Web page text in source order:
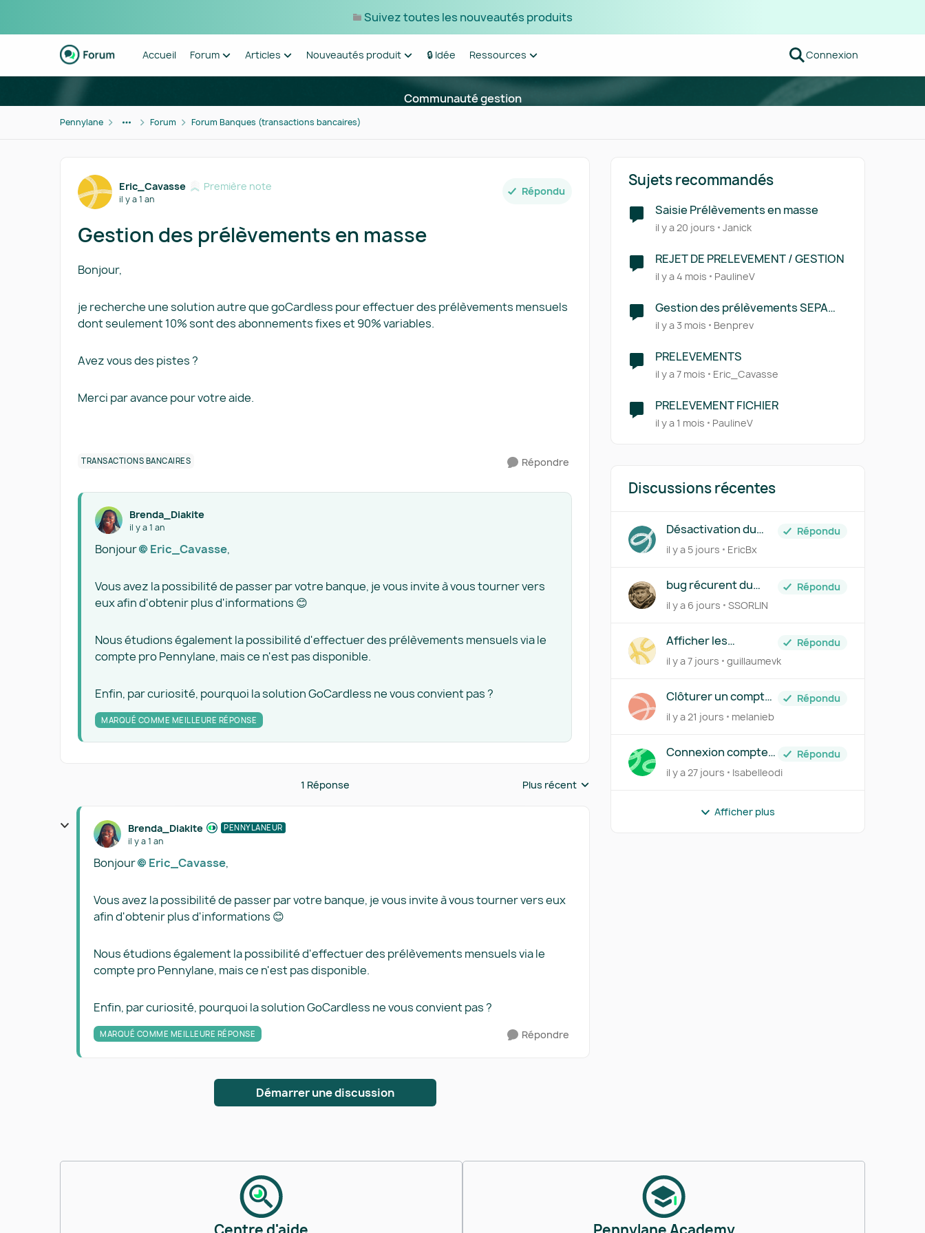
Suivez toutes les nouveautés produits
Passer au contenu
Accueil Forum Articles Nouveautés produit 🔒 Idée Ressources Connexion
Communauté gestion
Pennylane Forum Forum Banques (transactions bancaires)
Forum Discussion
Eric_Cavasse Première note
il y a 1 an
Répondu
Gestion des prélèvements en masse
Bonjour,
je recherche une solution autre que goCardless pour effectuer des prélèvements mensuels
dont seulement 10% sont des abonnements fixes et 90% variables.
Avez vous des pistes ?
Merci par avance pour votre aide.
TRANSACTIONS BANCAIRES Répondre
Brenda_Diakite
il y a 1 an
Bonjour Eric_Cavasse​,
Vous avez la possibilité de passer par votre banque, je vous invite à vous tourner vers
eux afin d'obtenir plus d'informations 😊
Nous étudions également la possibilité d'effectuer des prélèvements mensuels via le
compte pro Pennylane, mais ce n'est pas disponible.
Enfin, par curiosité, pourquoi la solution GoCardless ne vous convient pas ?
MARQUÉ COMME MEILLEURE RÉPONSE
1 Réponse Réponses triées par
Plus récent
Brenda_Diakite PENNYLANEUR
il y a 1 an
Bonjour Eric_Cavasse​,
Vous avez la possibilité de passer par votre banque, je vous invite à vous tourner vers eux
afin d'obtenir plus d'informations 😊
Nous étudions également la possibilité d'effectuer des prélèvements mensuels via le
compte pro Pennylane, mais ce n'est pas disponible.
Enfin, par curiosité, pourquoi la solution GoCardless ne vous convient pas ?
MARQUÉ COMME MEILLEURE RÉPONSE Répondre
Démarrer une discussion
Sujets recommandés
Saisie Prélèvements en masse
il y a 20 jours Janick
REJET DE PRELEVEMENT / GESTION
il y a 4 mois PaulineV
Gestion des prélèvements SEPA
clients
il y a 3 mois Benprev
PRELEVEMENTS
il y a 7 mois Eric_Cavasse
PRELEVEMENT FICHIER
il y a 1 mois PaulineV
Discussions récentes
Désactivation du
traitement
automatique des
Répondu
il y a 5 jours
EricBx
bug récurent du
calcul en temps réel
lors du
factures avec avoirs
Répondu
il y a 6 jours
SSORLIN
Afficher les
transactions de tous
les comptes lorsque
bancaires" est
Répondu
il y a 7 jours
guillaumevk
Clôturer un compte
bancaire
Répondu
il y a 21 jours
melanieb
Connexion compte
SAXO bank
Répondu
il y a 27 jours
Isabelleodi
Afficher plus